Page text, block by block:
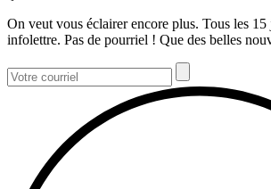
On veut vous éclairer encore plus. Tous les
infolettre. Pas de pourriel ! Que des belles